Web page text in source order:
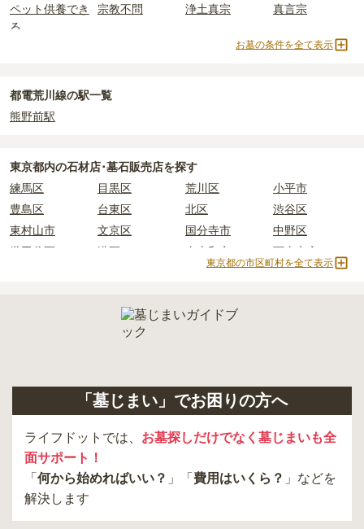
・納骨式の費用
：お墓に遺骨を納める儀式のための費用。僧侶に渡
すお布施、会食などの費用がかかります。
：お墓の管理費。契約後、毎年発生するケースがあり
正確な費用は、区画や石材の選び方によって大きく変わるため、見
積もりを取るまで確定しません。
現地への見学が難しい場合は、資料請求でも各霊園の詳しい料金案
内を取り寄せることができます。
め、事前の確認が重要です。
契約条件の詳細は、各霊園のページをご確認いただくか、資料請求
ペット供養でき
る
宗教不問 浄土真宗 真言宗
永代供養墓
お墓の条件を全て表示
都電荒川線の駅一覧
熊野前駅
東京都内の石材店･墓石販売店を探す
練馬区
目黒区 荒川区
小平市
豊島区
台東区 北区
渋谷区
東村山市
文京区 国分寺市
中野区
世田谷区
港区 東大和市
西東京市
町田市 府中市
昭島市
葛飾区 墨田区
杉並区
東京都の市区町村を全て表示
「墓じまい」でお困りの方へ
ライフドットでは、 お墓探しだけでなく墓じまいも全
面サポート！
「 何から始めればいい？ 」「 費用はいくら？ 」などを
解決します